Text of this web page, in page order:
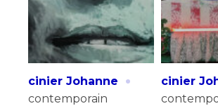
cinier Johanne ·
contemporain
cinier